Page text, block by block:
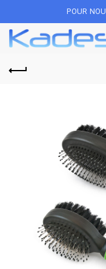
POUR